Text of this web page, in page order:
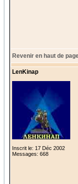
Revenir en haut de
LenKinap
Inscrit le: 17 Déc 2002
Messages: 668